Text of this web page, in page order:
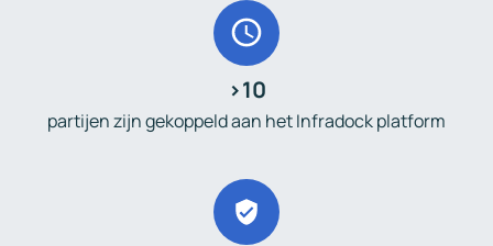
>10
partijen zijn gekoppeld aan het Infradock platform